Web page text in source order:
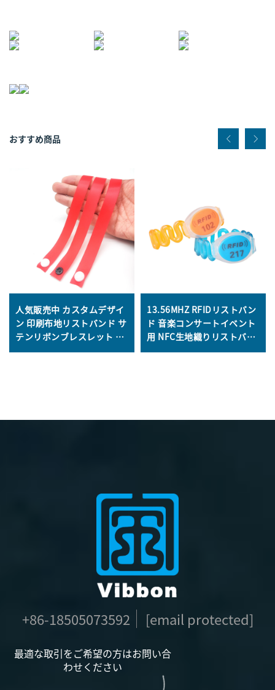
おすすめ商品
人気販売中 カスタムデザイ
ン 印刷布地リストバンド サ
テンリボンブレスレット コ
ンサート・パーティー用
13.56MHZ RFIDリストバン
ド 音楽コンサートイベント
用 NFC生地織りリストバン
ド フェスティバルイベント
+86-18505073592 [email protected]
最適な取引をご希望の方はお問い合
わせください